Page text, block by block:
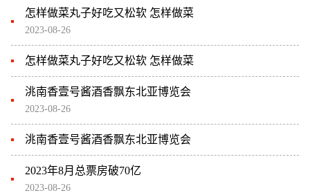
怎样做菜丸子好吃又松软 怎样做菜
2023-08-26
怎样做菜丸子好吃又松软 怎样做菜
洮南香壹号酱酒香飘东北亚博览会
2023-08-26
洮南香壹号酱酒香飘东北亚博览会
2023年8月总票房破70亿
2023-08-26